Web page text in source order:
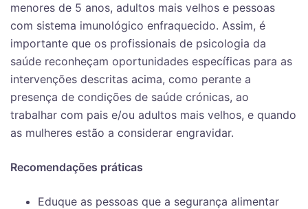
menores de 5 anos, adultos mais velhos e pessoas
com sistema imunológico enfraquecido. Assim, é
importante que os profissionais de psicologia da
saúde reconheçam oportunidades específicas para as
intervenções descritas acima, como perante a
presença de condições de saúde crónicas, ao
trabalhar com pais e/ou adultos mais velhos, e quando
as mulheres estão a considerar engravidar.
Recomendações práticas
Eduque as pessoas que a segurança alimentar